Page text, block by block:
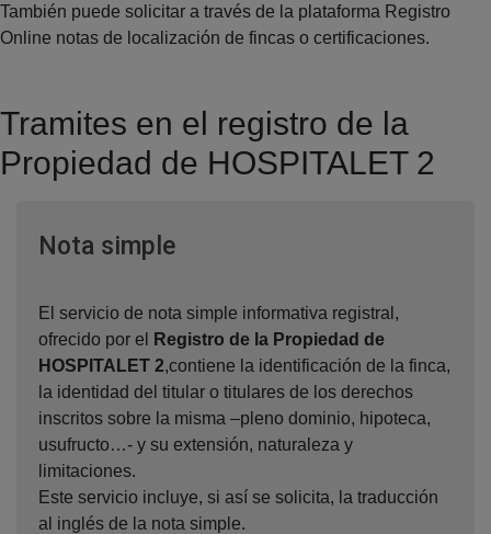
También puede solicitar a través de la plataforma Registro
Online notas de localización de fincas o certificaciones.
Tramites en el registro de la
Propiedad de HOSPITALET 2
Nota simpleVentana nueva
El servicio de nota simple informativa registral,
ofrecido por el
Registro de la Propiedad de
HOSPITALET 2,contiene la identificación de la finca,
la identidad del titular o titulares de los derechos
inscritos sobre la misma –pleno dominio, hipoteca,
usufructo…- y su extensión, naturaleza y
limitaciones.
Este servicio incluye, si así se solicita, la traducción
al inglés de la nota simple.